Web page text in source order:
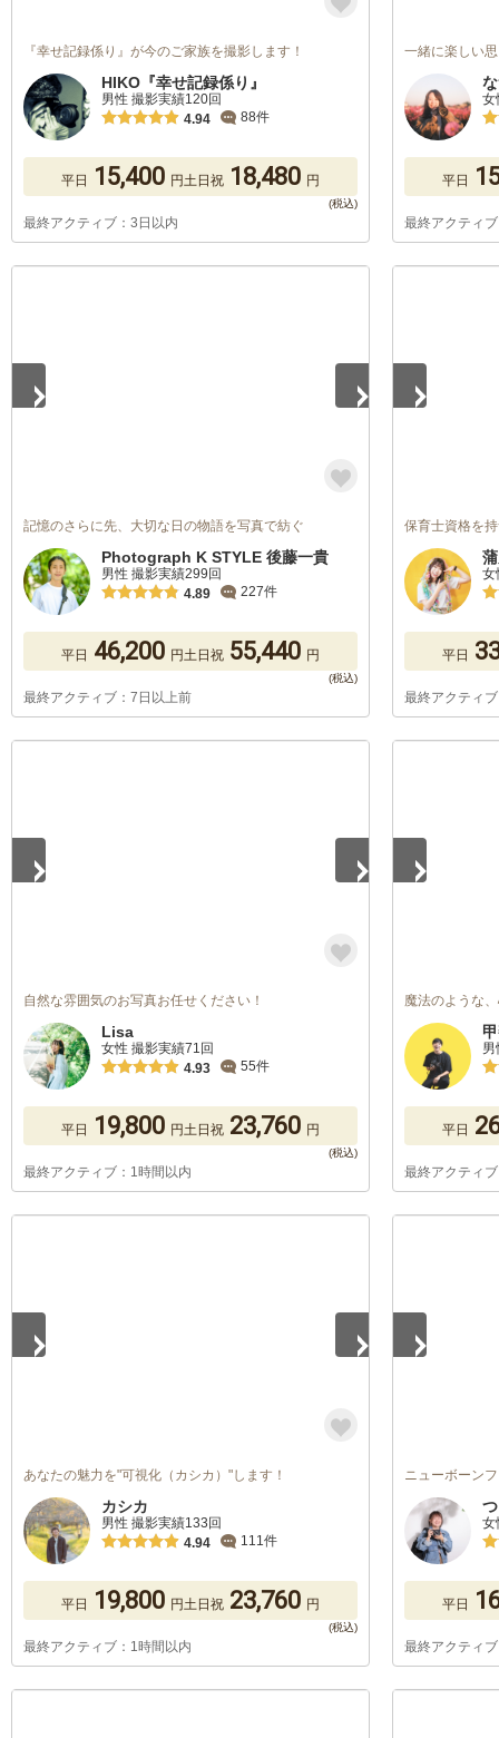
『幸せ記録係り』が今のご家族を撮影します！
HIKO『幸せ記録係り』
男性 撮影実績120回
4.94
88件
平日 15,400 円土日祝 18,480 円
最終アクティブ：3日以内
一緒に楽しい
女
平日
最終アクティ
記憶のさらに先、大切な日の物語を写真で紡ぐ
Photograph K STYLE 後藤一貴
男性 撮影実績299回
4.89
227件
平日 46,200 円土日祝 55,440 円
最終アクティブ：7日以上前
保育士資格を
女
平日
最終アクティ
自然な雰囲気のお写真お任せください！
Lisa
女性 撮影実績71回
4.93
55件
平日 19,800 円土日祝 23,760 円
最終アクティブ：1時間以内
魔法のような
平日
最終アクティ
あなたの魅力を"可視化（カシカ）"します！
カシカ
男性 撮影実績133回
4.94
111件
平日 19,800 円土日祝 23,760 円
最終アクティブ：1時間以内
ニューボーン
女
平日
最終アクティ